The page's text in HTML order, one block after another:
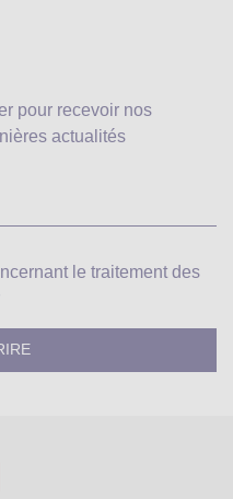
pour recevoir nos
actualités
le traitement des